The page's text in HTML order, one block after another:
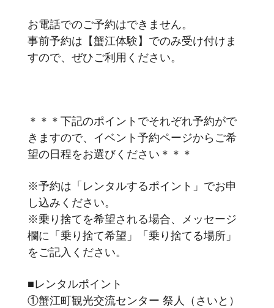
お電話でのご予約はできません。
事前予約は【蟹江体験】でのみ受け付けま
すので、ぜひご利用ください。
＊＊＊下記のポイントでそれぞれ予約がで
きますので、イベント予約ページからご希
望の日程をお選びください＊＊＊
※予約は「レンタルするポイント」でお申
し込みください。
※乗り捨てを希望される場合、メッセージ
欄に「乗り捨て希望」「乗り捨てる場所」
をご記入ください。
■レンタルポイント
①蟹江町観光交流センター 祭人（さいと）